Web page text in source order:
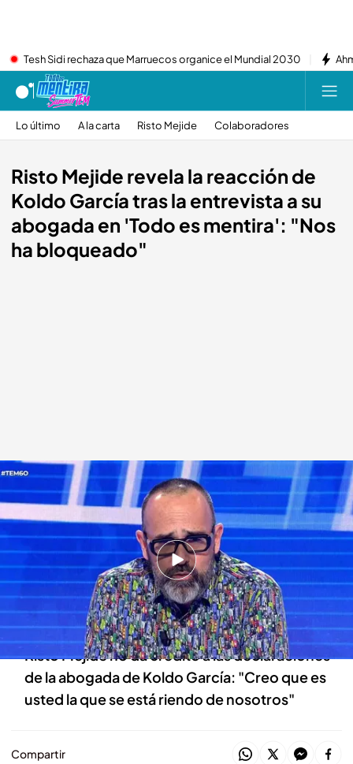
Tesh Sidi rechaza que Marruecos organice el Mundial 2030
Lo último A la carta Risto Mejide Colaboradores
Risto Mejide revela la reacción de
Koldo García tras la entrevista a su
abogada en 'Todo es mentira': "Nos
ha bloqueado"
Risto Mejide informa sobre la respuesta de Koldo García 'Todo es mentira'
Alba de la Orden
Madrid, 06 OCT 2025 - 16:36h.
Tras la entrevista a Letizia de la Hoz, Risto
Mejide destapa cómo ha reaccionado su
cliente a su intervención en 'Todo es mentira'
Risto Mejide no da crédito a las declaraciones
de la abogada de Koldo García: "Creo que es
usted la que se está riendo de nosotros"
Compartir